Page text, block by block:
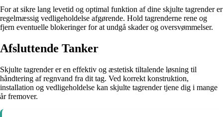
For at sikre lang levetid og optimal funktion af dine skjulte tagrender er
regelmæssig vedligeholdelse afgørende. Hold tagrenderne rene og
fjern eventuelle blokeringer for at undgå skader og oversvømmelser.
Afsluttende Tanker
Skjulte tagrender er en effektiv og æstetisk tiltalende løsning til
håndtering af regnvand fra dit tag. Ved korrekt konstruktion,
installation og vedligeholdelse kan skjulte tagrender tjene dig i mange
år fremover.